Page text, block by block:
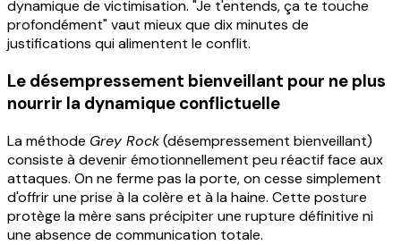
dynamique de victimisation. "Je t'entends, ça te touche
profondément" vaut mieux que dix minutes de
justifications qui alimentent le conflit.
Le désempressement bienveillant pour ne plus
nourrir la dynamique conflictuelle
La méthode Grey Rock(désempressement bienveillant)
consiste à devenir émotionnellement peu réactif face aux
attaques. On ne ferme pas la porte, on cesse simplement
d'offrir une prise à la colère et à la haine. Cette posture
protège la mère sans précipiter une rupture définitive ni
une absence de communication totale.